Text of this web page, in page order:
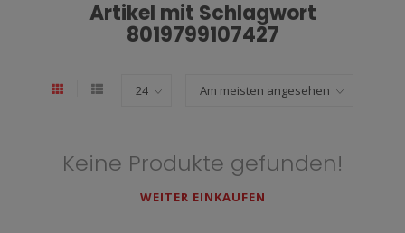
Artikel mit Schlagwort
8019799107427
Keine Produkte gefunden!
WEITER EINKAUFEN